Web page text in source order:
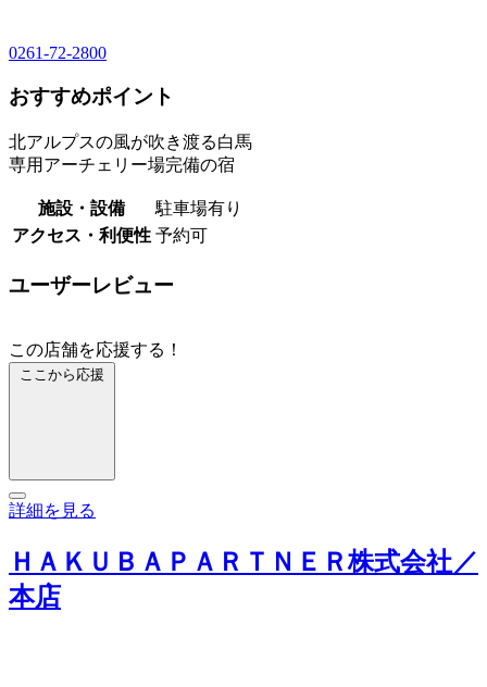
0261-72-2800
おすすめポイント
北アルプスの風が吹き渡る白馬
専用アーチェリー場完備の宿
施設・設備
駐車場有り
アクセス・利便性 予約可
ユーザーレビュー
この店舗を応援する！
ここから応援
詳細を見る
ＨＡＫＵＢＡＰＡＲＴＮＥＲ株式会社／
本店